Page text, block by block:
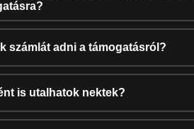
számlát adni a támogatásról?
is utalhatok nektek?